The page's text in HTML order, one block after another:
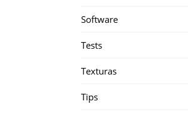
Software
Tests
Texturas
Tips